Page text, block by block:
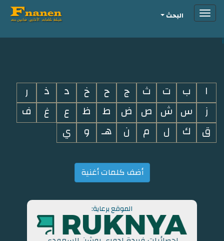
i
Toggleالبحث
ا ب ت ث ج ح خ د ذ
ر
ز
س ش ص ض ط ظ ع غ
ف
ق
ك ل م ن هـ و ي
أضف كلمات أغنية
الموقع برعاية: